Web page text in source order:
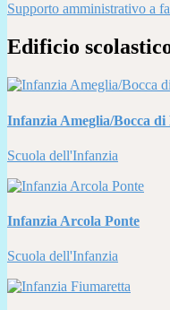
Supporto amministrativo a
Edificio
Infanzia Ameglia/Bocca di
Scuola dell'Infanzia
Infanzia Arcola Ponte
Scuola dell'Infanzia